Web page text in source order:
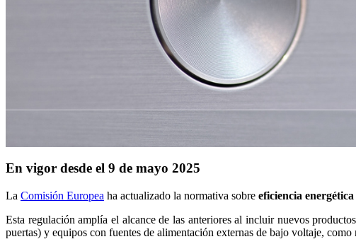
En vigor desde el 9 de mayo 2025
La Comisión Europea ha actualizado la normativa sobre eficiencia
Esta regulación amplía el alcance de las anteriores al incluir nuevos
puertas) y equipos con fuentes de alimentación externas de bajo voltaje,